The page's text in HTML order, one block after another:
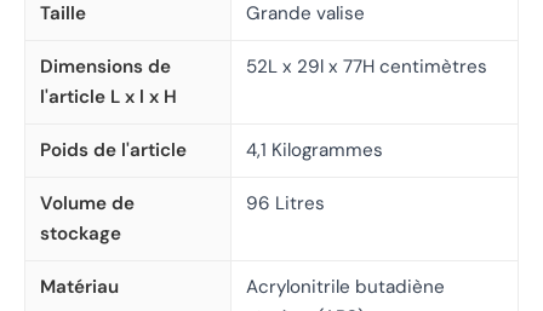
Taille Grande valise
Dimensions de
l'article L x l x H
52L x 29l x 77H centimètres
Poids de l'article 4,1 Kilogrammes
Volume de
stockage
96 Litres
Matériau
Acrylonitrile butadiène